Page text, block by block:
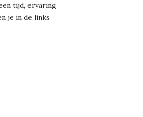
tijd, ervaring
je in de links